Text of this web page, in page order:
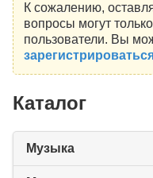
К сожалению,
вопросы могут
пользователи. Вы
Каталог
Музыка